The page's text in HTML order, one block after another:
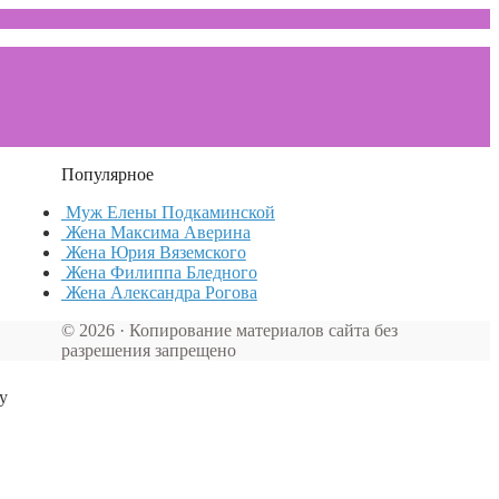
Популярное
Муж Елены Подкаминской
Жена Максима Аверина
Жена Юрия Вяземского
Жена Филиппа Бледного
Жена Александра Рогова
© 2026 · Копирование материалов сайта без
разрешения запрещено